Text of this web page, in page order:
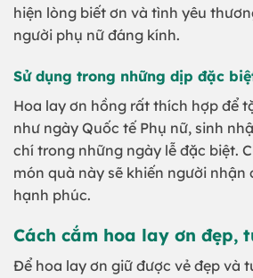
hiện lòng biết ơn và tình yêu
người phụ nữ đáng kính.
Sử dụng trong những dịp đặc
Hoa lay ơn hồng rất thích hợp để
như ngày Quốc tế Phụ nữ, sinh
chí trong những ngày lễ đặc biệt.
món quà này sẽ khiến người nhận
hạnh phúc.
Cách cắm hoa lay ơn đẹp,
Để hoa lay ơn giữ được vẻ đẹp và